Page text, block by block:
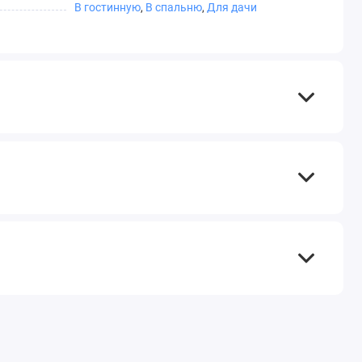
В гостинную, В спальню, Для дачи